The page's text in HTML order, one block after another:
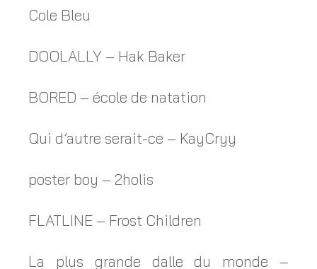
Cole Bleu
DOOLALLY – Hak Baker
BORED – école de natation
Qui d’autre serait-ce – KayCryy
poster boy – 2holis
FLATLINE – Frost Children
La plus grande dalle du monde –